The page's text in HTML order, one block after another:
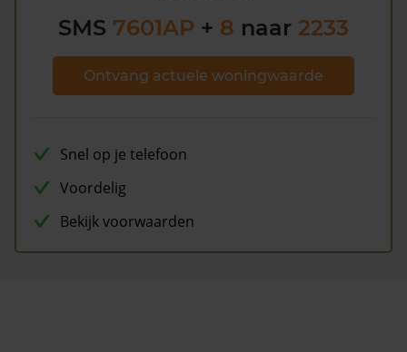
Schrijf u hiergratis in.
SMS 7601AP + 8 naar 2233
Ontvang actuele woningwaarde
Snel op je telefoon
Voordelig
Bekijk voorwaarden